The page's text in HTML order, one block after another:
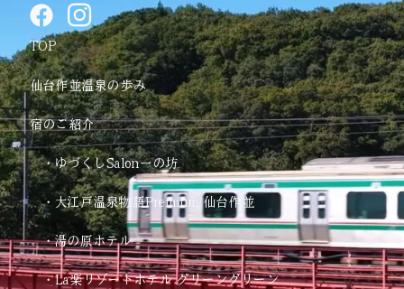
F
a
c
e
b
o
o
k
I
c
o
n
-
i
n
s
t
a
g
r
TOP
仙台作並温泉の歩み
宿のご紹介
・ゆづくしSalon一の坊
・大江戸温泉物語Premium 仙台作並
・湯の原ホテル
・La楽リゾートホテル グリーングリーン